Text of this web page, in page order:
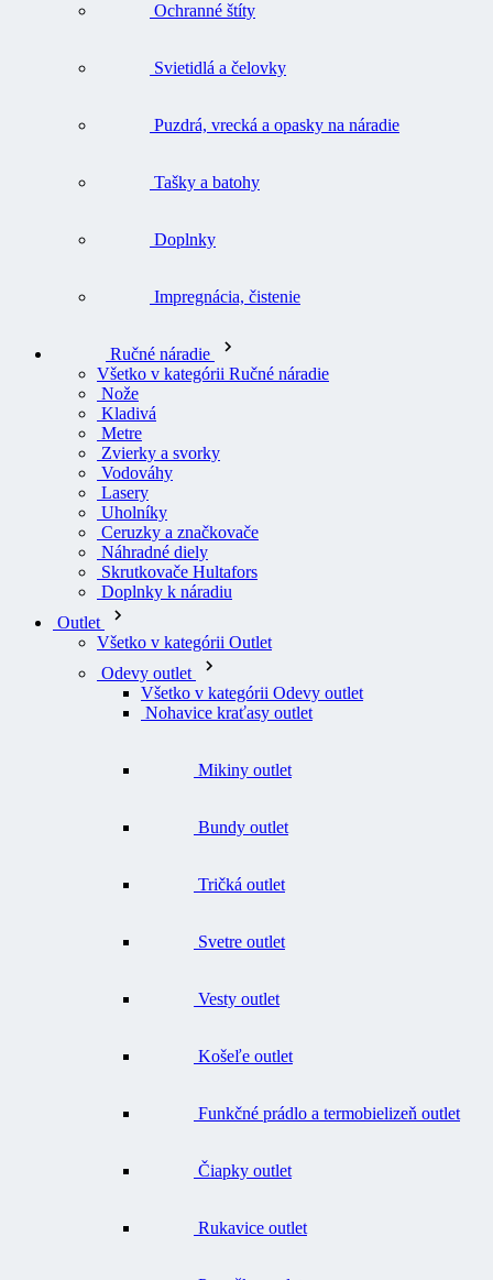
Ochranné štíty
Svietidlá a čelovky
Puzdrá, vrecká a opasky na náradie
Tašky a batohy
Doplnky
Impregnácia, čistenie
Ručné náradie
Všetko v kategórii Ručné náradie
Nože
Kladivá
Metre
Zvierky a svorky
Vodováhy
Lasery
Uholníky
Ceruzky a značkovače
Náhradné diely
Skrutkovače Hultafors
Doplnky k náradiu
Outlet
Všetko v kategórii Outlet
Odevy outlet
Všetko v kategórii Odevy outlet
Nohavice kraťasy outlet